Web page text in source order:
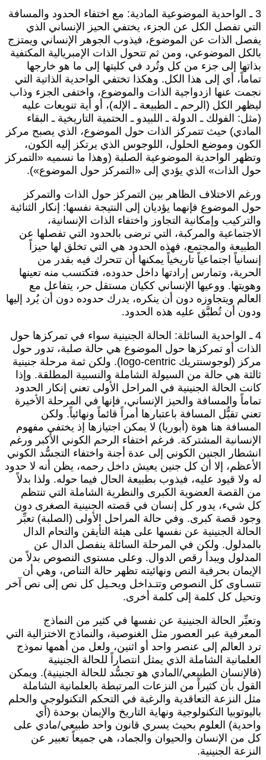
3 ـ الواحدية الموضوعية المادية: مع اختفاء الحدود والمسافة
تفصل الكل عن الجزء، يختفي الحيز الإنساني الذي
الذات عن الموضوع، فيذوب الجوهر الإنساني ويمتزج
الموضوعي، ومن ثم تتحول الذات الإمبريالية المكتفية
إلى جزء من كل وتُرد في كليتها إلى ما هو خارجها
أي إلى هذا الكل. وهكذا تختفي الواحدية الذاتية التي
عنها ازدواجية الذات والموضوع، واختفى الجزء وذاب
الكل (الرحم ـ الطبيعة ـ الإله)، أو أية تنويعات عليه
الفولك ـ الدولة ـ اللبيدو ـ الحتمية التاريخية ـ البقاء
حيث تتمركز الذات حول الموضوع، الذي يصبح مركز
وموضع الحلول، اللوجوس الذي يرتكز إليه الكون،
الواحدية الموضوعية الصلبة (وهذا ما نسميه «التمركز
الذات» الذي يؤدي إلى «التمركز حول الموضوع»).
الاختلاف الظاهر بين التمركز حول الذات والتمركز
الموضوع فإنهما يؤديان إلى النتيجة نفسها: إنكار الثنائية
وإمكانية التجاوز واختفاء الذات الإنسانية،
والمركبة، التي ترضى بالحدود التي تفصلها عن
والمجتمع، فهذه الحدود هي التي تخلق لها حيزاً
اجتماعياً تاريخياً يمكنها أن تتحرك فيه بقدر من
وتمارس إرادتها داخل حدوده، فتكتسب منه تعينها
ووعيها الإنساني ككيان مستقل حر، يتفاعل مع
ويتجاوزه دون أن ينكره، يدرك حدوده دون أن يُرد إليها
أن تُطبَّق عليه هذه الحدود.
4 ـ الواحدية السائلة: الحالة الجنينية سواء في تمركزها حول
أو تمركزها حول الموضوع هي حالة صلبة، تدور حول
مركز (لوجوسنتريك logo-centric). ولكن ثمة مرحلة جنينية
هي حالة من السيولة الشاملة والنسبية المطلقة. وإذا
الحالة الجنينية في المراحل الأولى تعني إنكار الحدود
والمسافة والحيز الإنساني، فإنها في المرحلة الأخيرة
تقبُّل المسافة باعتبارها أمراً قائماً ونهائياً. ولكن
هنا هوة (أبوريا) لا يمكن اجتيازها إذ يختفي مفهوم
المشتركة. فرغم اختفاء الرحم الكوني الأكبر ورغم
الجنين الكوني إلى عدة أجنة واختفاء التجسُّد الكوني
إلا أن كل جنين يعيش داخل رحمه، يظن أنه لا حدود
ولا قيود عليه، فيذوب بطبيعة الحال فيما حوله. ولذا بدلاً
القصة العضوية الكبرى والنظرية الشاملة التي تنتظم
شيء، يدور كل إنسان في قصته الجنينية الصغرى دون
قصة كبرى. وفي حالة المراحل الأولى (الصلبة) تعبِّر
الجنينية عن نفسها على هيئة التأيقن والتحام الدال
ولكن في المرحلة السائلة ينفصل الدال عن
ويبدأ رقص الدوال. وعلى مستوى النصوص بدلاً من
بحرفية النص ونهائيته تظهر حالة التناص، وهي أن
كل النصوص وتتـداخل ويحـيل كل نص إلى نص آخر
كل كلمة إلى كلمة أخرى.
الحالة الجنينية عن نفسها في كثير من النماذج
عبر العصور مثل الغنوصية، والنماذج الاختزالية التي
العالم إلى عنصر واحد أو اثنين، ولعل من أهمها نموذج
الشاملة الذي يمثل انتصاراً للحالة الجنينية
الطبيعي/المادي هو تجسُّد للحالة الجنينية). ويمكن
بأن كثيراً من النزعات المرتبطة بالعلمانية الشاملة
النزعة التعاقدية والرغبة في التحكم التكنولوجي والحلم
التكنولوجية ونهاية التاريخ والإيمان بوحدة (أي
العلوم بحيث يسري قانون واحد طبيعي/مادي على
من الإنسان والحيوان والجماد، هي جميعاً تعبير عن
الجنينية.